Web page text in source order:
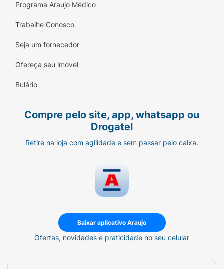
Programa Araujo Médico
Trabalhe Conosco
Seja um fornecedor
Ofereça seu imóvel
Bulário
Compre pelo site, app, whatsapp ou
Drogatel
Retire na loja com agilidade e sem passar pelo caixa.
Baixar aplicativo Araujo
Ofertas, novidades e praticidade no seu celular